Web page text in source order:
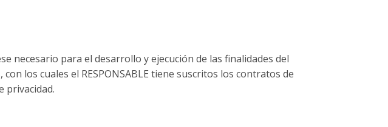
necesario para el desarrollo y ejecución de las finalidades del
los cuales el RESPONSABLE tiene suscritos los contratos de
privacidad.